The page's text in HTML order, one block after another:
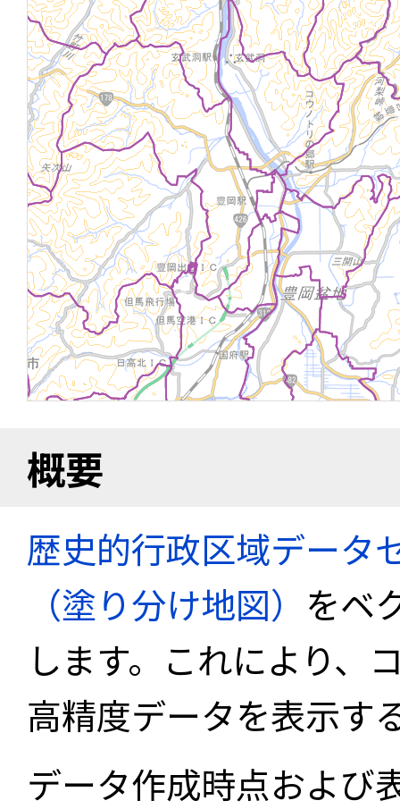
概要
歴史的行政区域データ
（塗り分け地図） をベ
します。これにより、
高精度データを表示す
データ作成時点および